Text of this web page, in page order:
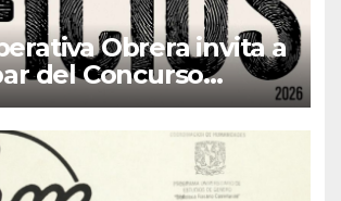
Obrera invita a
del Concurso
“Oficios”